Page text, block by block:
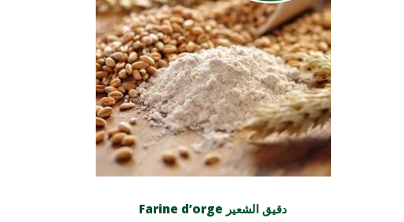
Farine d’orge دقيق الشعير